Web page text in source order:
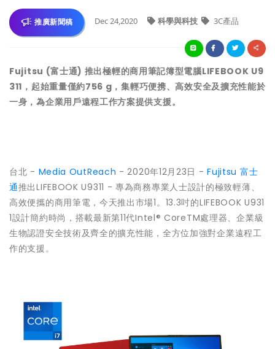
推廣新聞稿 Dec 24,2020 科學與科技 3C產品
Fujitsu (富士通) 推出極輕的商用筆記簿型電腦LIFEBOOK U9
311，起始重量僅約756 g，集輕巧便携、高效安全及擴充性能於
一身，為企業用戶遠程工作方案提供支援。
台北 - Media OutReach - 2020年12月23日 -Fujitsu 富士
通推出LIFEBOOK U9311 - 專為商務專業人士設計的極致輕薄、
高效便攜的商用筆電，今天推出市場1。13.3吋的LIFEBOOK U931
1設計簡約時尚，搭載最新第11代Intel® CoreTM處理器、企業級
生物認證安全技術及齊全的擴充性能，全方位加強對企業遠程工
作的支援。